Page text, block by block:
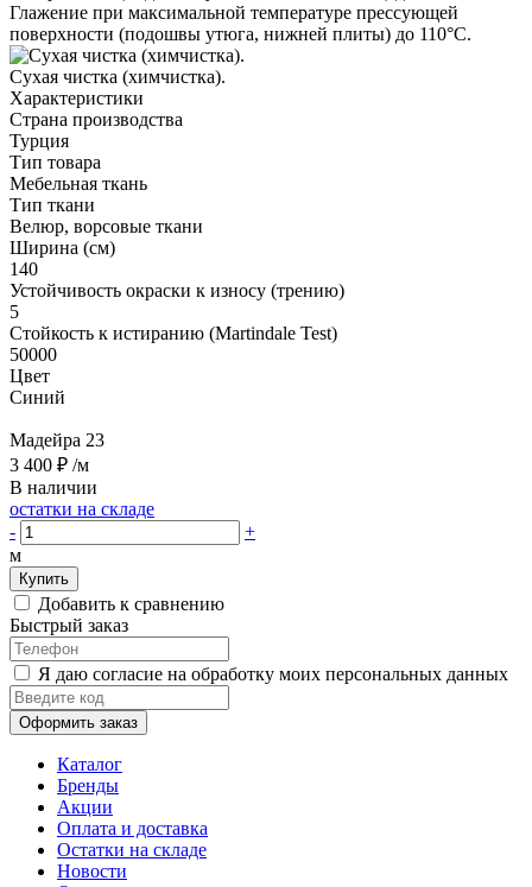
Глажение при максимальной температуре прессующей
поверхности (подошвы утюга, нижней плиты) до 110°С.
Cухая чистка (химчистка).
Характеристики
Страна производства
Турция
Тип товара
Мебельная ткань
Тип ткани
Велюр, ворсовые ткани
Ширина (см)
140
Устойчивость окраски к износу (трению)
5
Стойкость к истиранию (Martindale Test)
50000
Цвет
Синий
Мадейра 23
3 400 ₽ /м
В наличии
остатки на складе
-
+
м
Купить
Добавить к сравнению
Быстрый заказ
Я даю согласие на обработку моих персональных данных
Оформить заказ
Каталог
Бренды
Акции
Оплата и доставка
Остатки на складе
Новости